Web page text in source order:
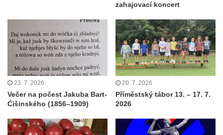
zahajovací koncert
23. 7. 2026
Večer na počest Jakuba Bart-
Ćišinského (1856–1909)
20. 7. 2026
Příměstský tábor 13. – 17. 7.
2026